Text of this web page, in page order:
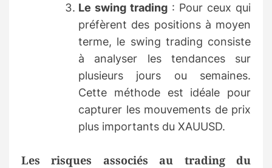
Le swing trading : Pour ceux qui
préfèrent des positions à moyen
terme, le swing trading consiste
à analyser les tendances sur
plusieurs jours ou semaines.
Cette méthode est idéale pour
capturer les mouvements de prix
plus importants du XAUUSD.
Les risques associés au trading du